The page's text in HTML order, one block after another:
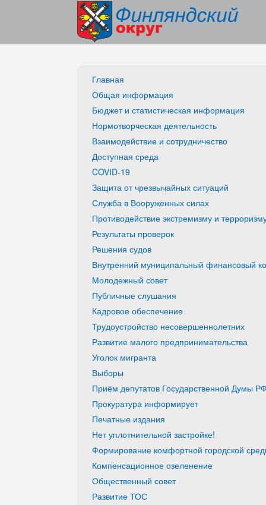
Главная
Общая информация
Бюджет и статистическая информация
Нормотворческая деятельность
Взаимодействие и сотрудничество
Доступная среда
COVID-19
Защита от чрезвычайных ситуаций
Служба в Вооруженных силах
Противодействие экстремизму и
Результаты проверок
Решения судов
Внутренний муниципальный финансовый
Молодежный совет
Публичные слушания
Кадровое обеспечение
Трудоустройство несовершеннолетних
Развитие малого предпринимательства
Уголок мигранта
Выборы
Приём депутатов Государственной Думы
Прокуратура информирует
Печатные издания
Нет уплотнительной застройке!
Формирование комфортной городской
Компенсационное озеленение
Общественный совет
Развитие ТОС